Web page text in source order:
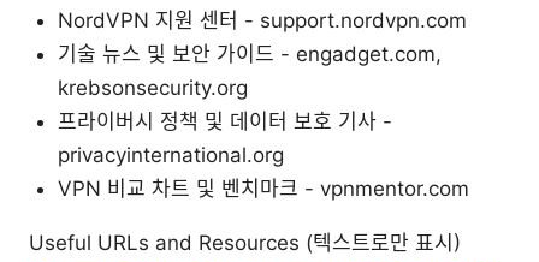
NordVPN 지원 센터 - support.nordvpn.com
기술 뉴스 및 보안 가이드 - engadget.com,
krebsonsecurity.org
프라이버시 정책 및 데이터 보호 기사 -
privacyinternational.org
VPN 비교 차트 및 벤치마크 - vpnmentor.com
Useful URLs and Resources (텍스트로만 표시)